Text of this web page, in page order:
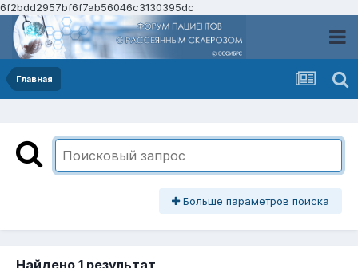
6f2bdd2957bf6f7ab56046c3130395dc
Главная
Больше параметров поиска